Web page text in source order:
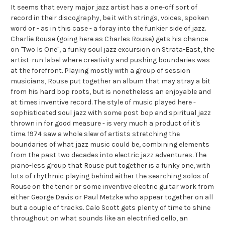
It seems that every major jazz artist has a one-off sort of
record in their discography, be it with strings, voices, spoken
word or - as in this case - a foray into the funkier side of jazz.
Charlie Rouse (going here as Charles Rouse) gets his chance
on "Two Is One", a funky soul jazz excursion on Strata-East, the
artist-run label where creativity and pushing boundaries was
at the forefront. Playing mostly with a group of session
musicians, Rouse put together an album that may stray a bit
from his hard bop roots, but is nonetheless an enjoyable and
at times inventive record. The style of music played here -
sophisticated soul jazz with some post bop and spiritual jazz
thrown in for good measure - is very much a product of it's
time. 1974 saw a whole slew of artists stretching the
boundaries of what jazz music could be, combining elements
from the past two decades into electric jazz adventures. The
piano-less group that Rouse put together is a funky one, with
lots of rhythmic playing behind either the searching solos of
Rouse on the tenor or some inventive electric guitar work from
either George Davis or Paul Metzke who appear together on all
but a couple of tracks. Calo Scott gets plenty of time to shine
throughout on what sounds like an electrified cello, an